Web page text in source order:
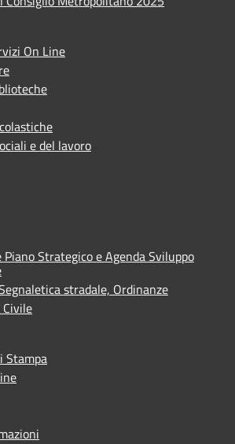
On Line
e del lavoro
Strategico e Agenda Sviluppo
stradale, Ordinanze
Stampa